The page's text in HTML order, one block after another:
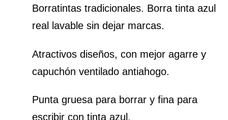
Borratintas tradicionales. Borra tinta azul
real lavable sin dejar marcas.
Atractivos diseños, con mejor agarre y
capuchón ventilado antiahogo.
Punta gruesa para borrar y fina para
escribir con tinta azul.